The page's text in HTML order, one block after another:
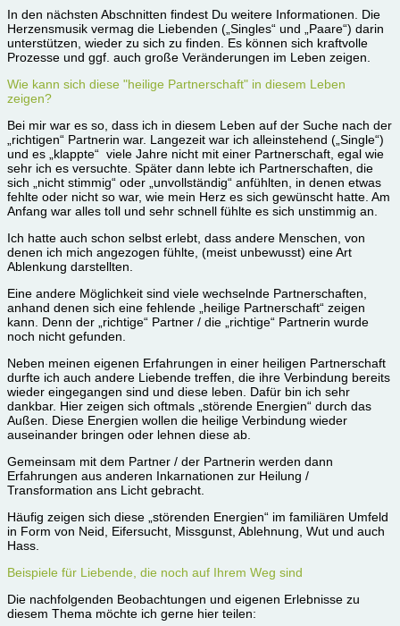
In den nächsten Abschnitten findest Du weitere Informationen. Die
Herzensmusik vermag die Liebenden („Singles“ und „Paare“) darin
unterstützen, wieder zu sich zu finden. Es können sich kraftvolle
Prozesse und ggf. auch große Veränderungen im Leben zeigen.
Wie kann sich diese "heilige Partnerschaft" in diesem Leben
zeigen?
Bei mir war es so, dass ich in diesem Leben auf der Suche nach der
„richtigen“ Partnerin war. Langezeit war ich alleinstehend („Single“)
und es „klappte“ viele Jahre nicht mit einer Partnerschaft, egal wie
sehr ich es versuchte. Später dann lebte ich Partnerschaften, die
sich „nicht stimmig“ oder „unvollständig“ anfühlten, in denen etwas
fehlte oder nicht so war, wie mein Herz es sich gewünscht hatte. Am
Anfang war alles toll und sehr schnell fühlte es sich unstimmig an.
Ich hatte auch schon selbst erlebt, dass andere Menschen, von
denen ich mich angezogen fühlte, (meist unbewusst) eine Art
Ablenkung darstellten.
Eine andere Möglichkeit sind viele wechselnde Partnerschaften,
anhand denen sich eine fehlende „heilige Partnerschaft“ zeigen
kann. Denn der „richtige“ Partner / die „richtige“ Partnerin wurde
noch nicht gefunden.
Neben meinen eigenen Erfahrungen in einer heiligen Partnerschaft
durfte ich auch andere Liebende treffen, die ihre Verbindung bereits
wieder eingegangen sind und diese leben. Dafür bin ich sehr
dankbar. Hier zeigen sich oftmals „störende Energien“ durch das
Außen. Diese Energien wollen die heilige Verbindung wieder
auseinander bringen oder lehnen diese ab.
Gemeinsam mit dem Partner / der Partnerin werden dann
Erfahrungen aus anderen Inkarnationen zur Heilung /
Transformation ans Licht gebracht.
Häufig zeigen sich diese „störenden Energien“ im familiären Umfeld
in Form von Neid, Eifersucht, Missgunst, Ablehnung, Wut und auch
Hass.
Beispiele für Liebende, die noch auf Ihrem Weg sind
Die nachfolgenden Beobachtungen und eigenen Erlebnisse zu
diesem Thema möchte ich gerne hier teilen: